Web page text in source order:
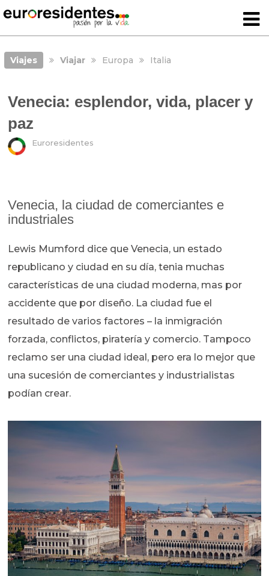
Viajes Viajar Europa Italia
Venecia: esplendor, vida, placer y
paz
Euroresidentes
Venecia, la ciudad de comerciantes e
industriales
Lewis Mumford dice que Venecia, un estado
republicano y ciudad en su día, tenia muchas
características de una ciudad moderna, mas por
accidente que por diseño. La ciudad fue el
resultado de varios factores – la inmigración
forzada, conflictos, piratería y comercio. Tampoco
reclamo ser una ciudad ideal, pero era lo mejor que
una sucesión de comerciantes y industrialistas
podían crear.